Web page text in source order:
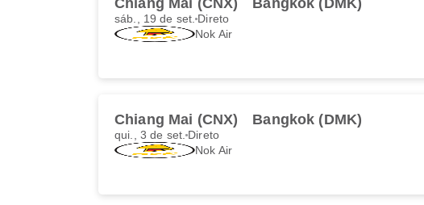
Chiang Mai (CNX) Bangkok (DMK)
sáb., 19 de set. Direto
Nok Air
Chiang Mai (CNX) Bangkok (DMK)
qui., 3 de set. Direto
Nok Air